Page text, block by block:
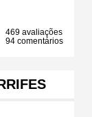
469 avaliações
94 comentários